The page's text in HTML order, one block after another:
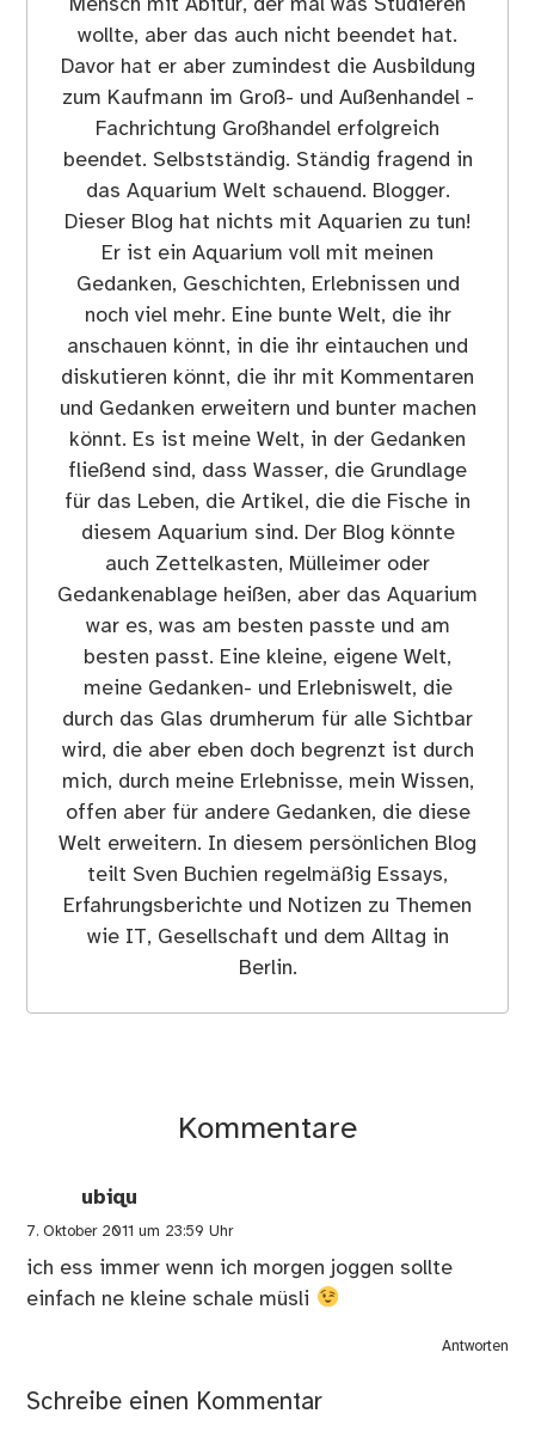
Mensch mit Abitur, der mal was Studieren
wollte, aber das auch nicht beendet hat.
Davor hat er aber zumindest die Ausbildung
zum Kaufmann im Groß- und Außenhandel -
Fachrichtung Großhandel erfolgreich
beendet. Selbstständig. Ständig fragend in
das Aquarium Welt schauend. Blogger.
Dieser Blog hat nichts mit Aquarien zu tun!
Er ist ein Aquarium voll mit meinen
Gedanken, Geschichten, Erlebnissen und
noch viel mehr. Eine bunte Welt, die ihr
anschauen könnt, in die ihr eintauchen und
diskutieren könnt, die ihr mit Kommentaren
und Gedanken erweitern und bunter machen
könnt. Es ist meine Welt, in der Gedanken
fließend sind, dass Wasser, die Grundlage
für das Leben, die Artikel, die die Fische in
diesem Aquarium sind. Der Blog könnte
auch Zettelkasten, Mülleimer oder
Gedankenablage heißen, aber das Aquarium
war es, was am besten passte und am
besten passt. Eine kleine, eigene Welt,
meine Gedanken- und Erlebniswelt, die
durch das Glas drumherum für alle Sichtbar
wird, die aber eben doch begrenzt ist durch
mich, durch meine Erlebnisse, mein Wissen,
offen aber für andere Gedanken, die diese
Welt erweitern. In diesem persönlichen Blog
teilt Sven Buchien regelmäßig Essays,
Erfahrungsberichte und Notizen zu Themen
wie IT, Gesellschaft und dem Alltag in
Berlin.
Kommentare
ubiqu
7. Oktober 2011 um 23:59 Uhr
ich ess immer wenn ich morgen joggen sollte
einfach ne kleine schale müsli
Antworten
Schreibe einen Kommentar